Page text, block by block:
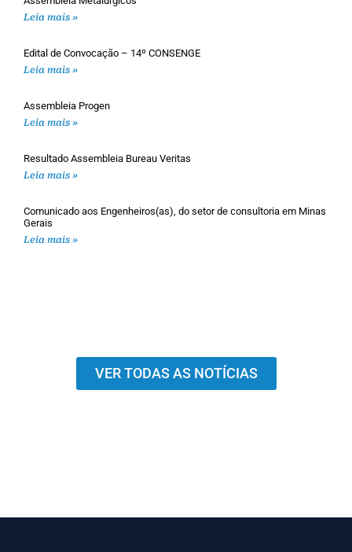
Leia mais »
Edital de Convocação – 14º CONSENGE
Leia mais »
Assembleia Progen
Leia mais »
Resultado Assembleia Bureau Veritas
Leia mais »
Comunicado aos Engenheiros(as), do setor de consultoria em Minas
Gerais
Leia mais »
VER TODAS AS NOTÍCIAS